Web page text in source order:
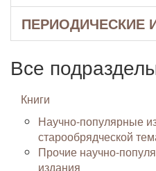
ПЕРИОДИЧЕСКИЕ
Все
Книги
Научно-популярные
старообрядческой
Прочие научно-
издания